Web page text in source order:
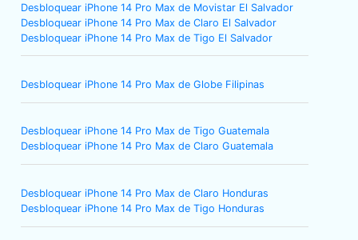
Desbloquear iPhone 14 Pro Max de Movistar El Salvador
Desbloquear iPhone 14 Pro Max de Claro El Salvador
Desbloquear iPhone 14 Pro Max de Tigo El Salvador
Desbloquear iPhone 14 Pro Max de Globe Filipinas
Desbloquear iPhone 14 Pro Max de Tigo Guatemala
Desbloquear iPhone 14 Pro Max de Claro Guatemala
Desbloquear iPhone 14 Pro Max de Claro Honduras
Desbloquear iPhone 14 Pro Max de Tigo Honduras